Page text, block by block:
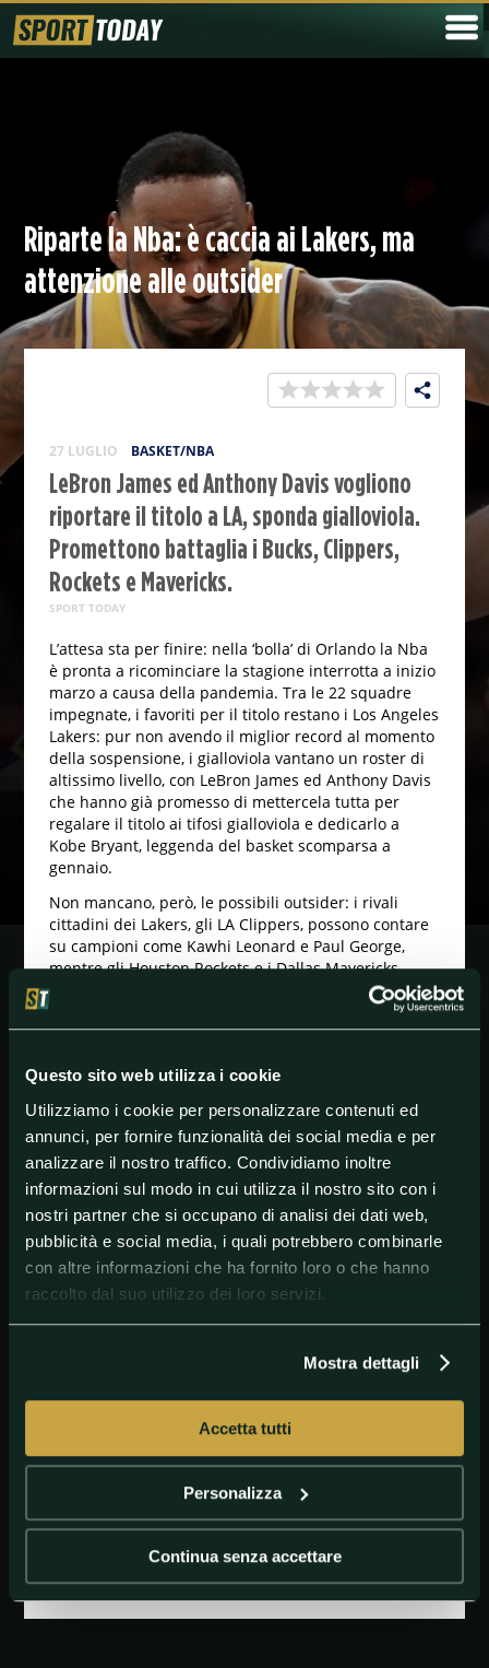
Questo sito web utilizza i cookie
Utilizziamo i cookie per personalizzare contenuti ed
annunci, per fornire funzionalità dei social media e per
analizzare il nostro traffico. Condividiamo inoltre
informazioni sul modo in cui utilizza il nostro sito con i
nostri partner che si occupano di analisi dei dati web,
pubblicità e social media, i quali potrebbero combinarle
con altre informazioni che ha fornito loro o che hanno
raccolto dal suo utilizzo dei loro servizi.
Mostra dettagli
Accetta tutti
Personalizza
Continua senza accettare
Riparte la Nba: è caccia ai Lakers, ma
attenzione alle outsider
27 LUGLIO BASKET/NBA
LeBron James ed Anthony Davis vogliono
riportare il titolo a LA, sponda gialloviola.
Promettono battaglia i Bucks, Clippers,
Rockets e Mavericks.
SPORT TODAY
L’attesa sta per finire: nella ‘bolla’ di Orlando la Nba
è pronta a ricominciare la stagione interrotta a inizio
marzo a causa della pandemia. Tra le 22 squadre
impegnate, i favoriti per il titolo restano i Los Angeles
Lakers: pur non avendo il miglior record al momento
della sospensione, i gialloviola vantano un roster di
altissimo livello, con LeBron James ed Anthony Davis
che hanno già promesso di mettercela tutta per
regalare il titolo ai tifosi gialloviola e dedicarlo a
Kobe Bryant, leggenda del basket scomparsa a
gennaio.
Non mancano, però, le possibili outsider: i rivali
cittadini dei Lakers, gli LA Clippers, possono contare
su campioni come Kawhi Leonard e Paul George,
mentre gli Houston Rockets e i Dallas Mavericks
hanno nei rispettivi roster giocatori di grandissimo
talento come James Harden e Luka Doncic. Non si
può escludere, comunque, che il titolo resti nella
Toronto (la cui tenuta contro le superpotenze
dell’Ovest è da verificare) bisogna tener d’occhio i
Milwaukee Bucks di Giannis Antetokounmpo, che
riprenderanno la stagione forti del miglior record
dell’intera lega.
#Basket #Betting #NBA
GETTY IMAGES LeBron James e Danilo Gallinari